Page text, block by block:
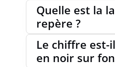
Quelle est la
repère ?
Le chiffre est-
en noir sur